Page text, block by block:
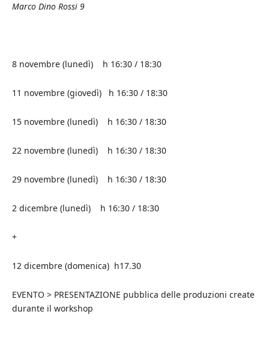
Marco Dino Rossi 9
8 novembre (lunedì) h 16:30 / 18:30
11 novembre (giovedì) h 16:30 / 18:30
15 novembre (lunedì) h 16:30 / 18:30
22 novembre (lunedì) h 16:30 / 18:30
29 novembre (lunedì) h 16:30 / 18:30
2 dicembre (lunedì) h 16:30 / 18:30
+
12 dicembre (domenica) h17.30
EVENTO > PRESENTAZIONE pubblica delle produzioni create
durante il workshop